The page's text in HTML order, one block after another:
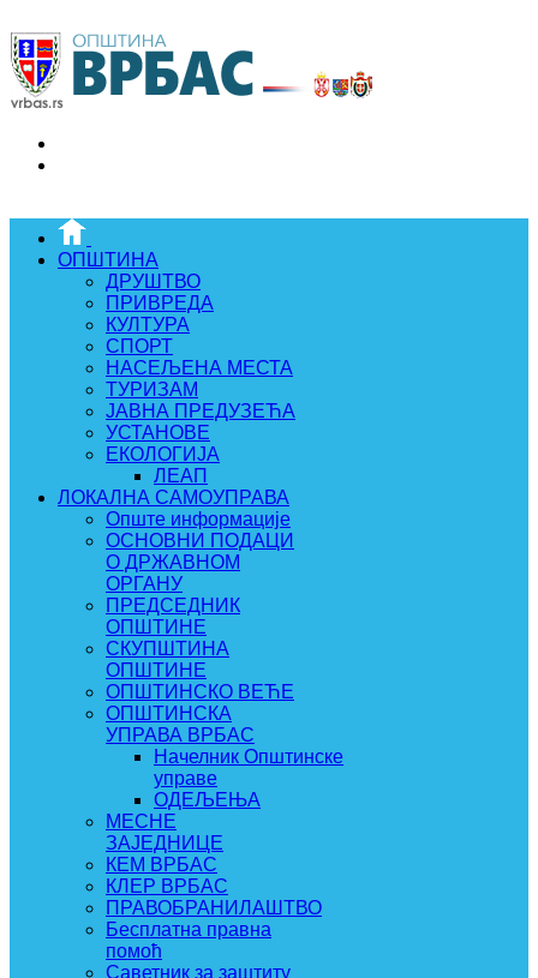
ОПШТИНА
ДРУШТВО
ПРИВРЕДА
КУЛТУРА
СПОРТ
НАСЕЉЕНА МЕСТА
ТУРИЗАМ
ЈАВНА ПРЕДУЗЕЋА
УСТАНОВЕ
ЕКОЛОГИЈА
ЛЕАП
ЛОКАЛНА САМОУПРАВА
Опште информације
ОСНОВНИ ПОДАЦИ
О ДРЖАВНОМ
ОРГАНУ
ПРЕДСЕДНИК
ОПШТИНЕ
СКУПШТИНА
ОПШТИНЕ
ОПШТИНСКО ВЕЋЕ
ОПШТИНСКА
УПРАВА ВРБАС
Начелник Општинске
управе
ОДЕЉЕЊА
МЕСНЕ
ЗАЈЕДНИЦЕ
КЕМ ВРБАС
КЛЕР ВРБАС
ПРАВОБРАНИЛАШТВО
Бесплатна правна
помоћ
Саветник за заштиту